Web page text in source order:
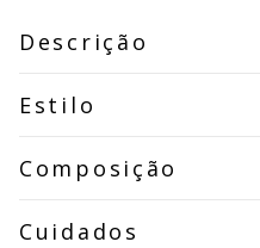
Descrição
Estilo
Composição
Cuidados